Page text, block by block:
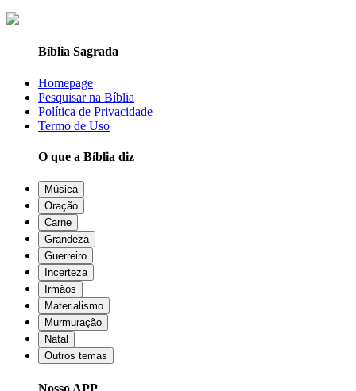
Bíblia Sagrada
Homepage
Pesquisar na Bíblia
Política de Privacidade
Termo de Uso
O que a Bíblia diz
Música
Oração
Carne
Grandeza
Guerreiro
Incerteza
Irmãos
Materialismo
Murmuração
Natal
Outros temas
Nosso APP